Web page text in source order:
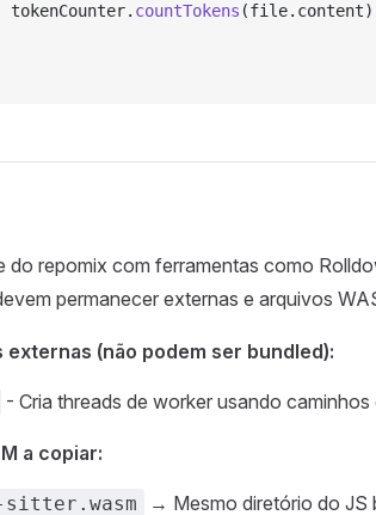
tokenCounter.
countTokens (file.content)
do repomix com ferramentas como
permanecer externas e arquivos
externas (não podem ser bundled):
- Cria threads de worker usando caminhos
a copiar:
sitter.wasm
→ Mesmo diretório do JS